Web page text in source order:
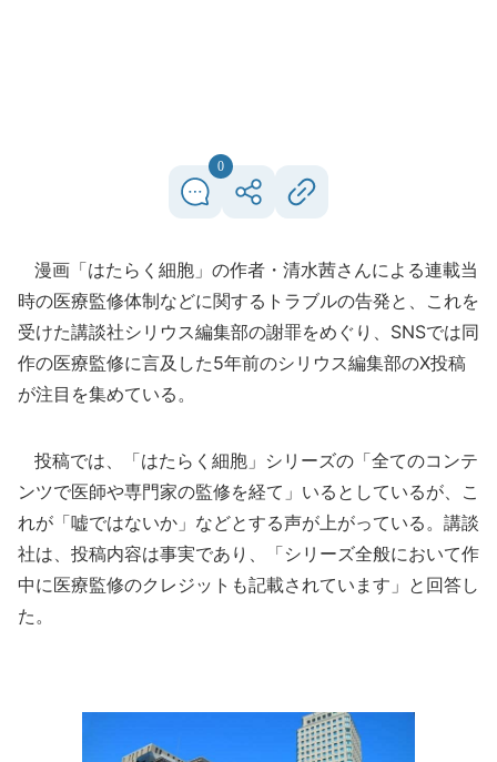
0
漫画「はたらく細胞」の作者・清水茜さんによる連載当
時の医療監修体制などに関するトラブルの告発と、これを
受けた講談社シリウス編集部の謝罪をめぐり、SNSでは同
作の医療監修に言及した5年前のシリウス編集部のX投稿
が注目を集めている。
投稿では、「はたらく細胞」シリーズの「全てのコンテ
ンツで医師や専門家の監修を経て」いるとしているが、こ
れが「嘘ではないか」などとする声が上がっている。講談
社は、投稿内容は事実であり、「シリーズ全般において作
中に医療監修のクレジットも記載されています」と回答し
た。